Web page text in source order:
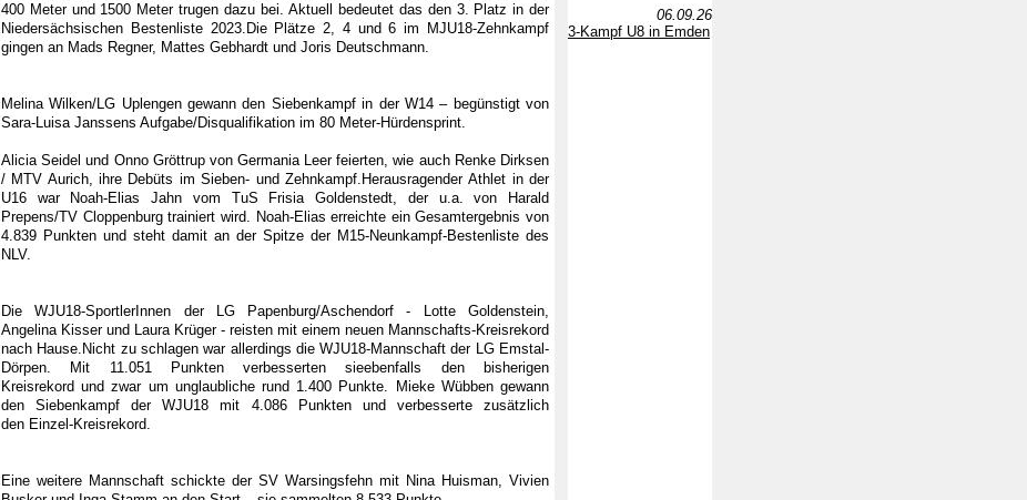
400 Meter und 1500 Meter trugen dazu bei. Aktuell bedeutet das den 3. Platz in der
Niedersächsischen Bestenliste 2023.Die Plätze 2, 4 und 6 im MJU18-Zehnkampf
gingen an Mads Regner, Mattes Gebhardt und Joris Deutschmann.
Melina Wilken/LG Uplengen gewann den Siebenkampf in der W14 – begünstigt von
Sara-Luisa Janssens Aufgabe/Disqualifikation im 80 Meter-Hürdensprint.
Alicia Seidel und Onno Gröttrup von Germania Leer feierten, wie auch Renke Dirksen
/ MTV Aurich, ihre Debüts im Sieben- und Zehnkampf.Herausragender Athlet in der
U16 war Noah-Elias Jahn vom TuS Frisia Goldenstedt, der u.a. von Harald
Prepens/TV Cloppenburg trainiert wird. Noah-Elias erreichte ein Gesamtergebnis von
4.839 Punkten und steht damit an der Spitze der M15-Neunkampf-Bestenliste des
NLV.
Die WJU18-SportlerInnen der LG Papenburg/Aschendorf - Lotte Goldenstein,
Angelina Kisser und Laura Krüger - reisten mit einem neuen Mannschafts-Kreisrekord
nach Hause.Nicht zu schlagen war allerdings die WJU18-Mannschaft der LG Emstal-
Dörpen. Mit 11.051 Punkten verbesserten sieebenfalls den bisherigen
Kreisrekord und zwar um unglaubliche rund 1.400 Punkte. Mieke Wübben gewann
den Siebenkampf der WJU18 mit 4.086 Punkten und verbesserte zusätzlich
den Einzel-Kreisrekord.
Eine weitere Mannschaft schickte der SV Warsingsfehn mit Nina Huisman, Vivien
06.09.26
3-Kampf U8 in Emden